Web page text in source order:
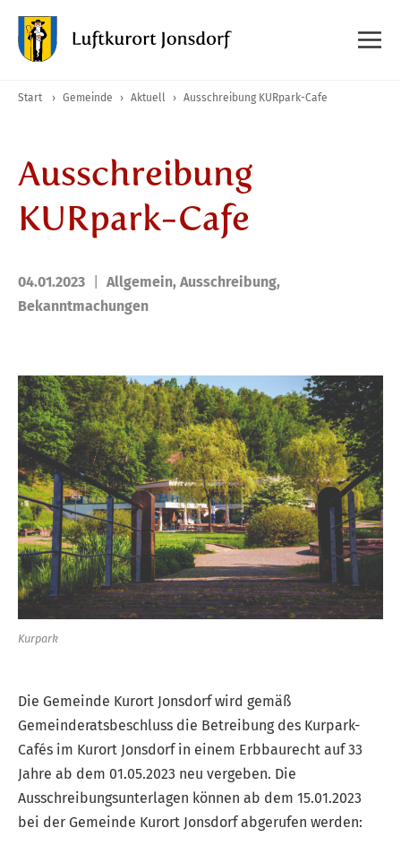
Start › Gemeinde › Aktuell › Ausschreibung KURpark-Cafe
Ausschreibung
KURpark-Cafe
04.01.2023 Allgemein, Ausschreibung,
Bekanntmachungen
Kurpark
Die Gemeinde Kurort Jonsdorf wird gemäß
Gemeinderatsbeschluss die Betreibung des Kurpark-
Cafés im Kurort Jonsdorf in einem Erbbaurecht auf 33
Jahre ab dem 01.05.2023 neu vergeben. Die
Ausschreibungsunterlagen können ab dem 15.01.2023
bei der Gemeinde Kurort Jonsdorf abgerufen werden: